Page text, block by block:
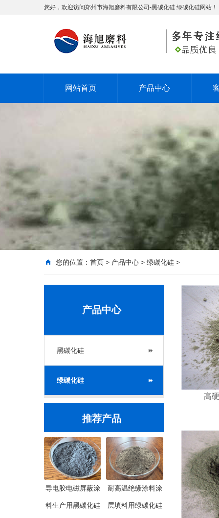
您好，欢迎访问郑州市海旭磨料有限公司-黑碳化硅 绿碳化硅网站！
网站首页 产品中心
您的位置： 首页 > 产品中心 > 绿碳化硅 >
产品中心
黑碳化硅
绿碳化硅
推荐产品
导电胶电磁屏蔽涂
料生产用黑碳化硅
耐高温绝缘涂料涂
层填料用绿碳化硅
高